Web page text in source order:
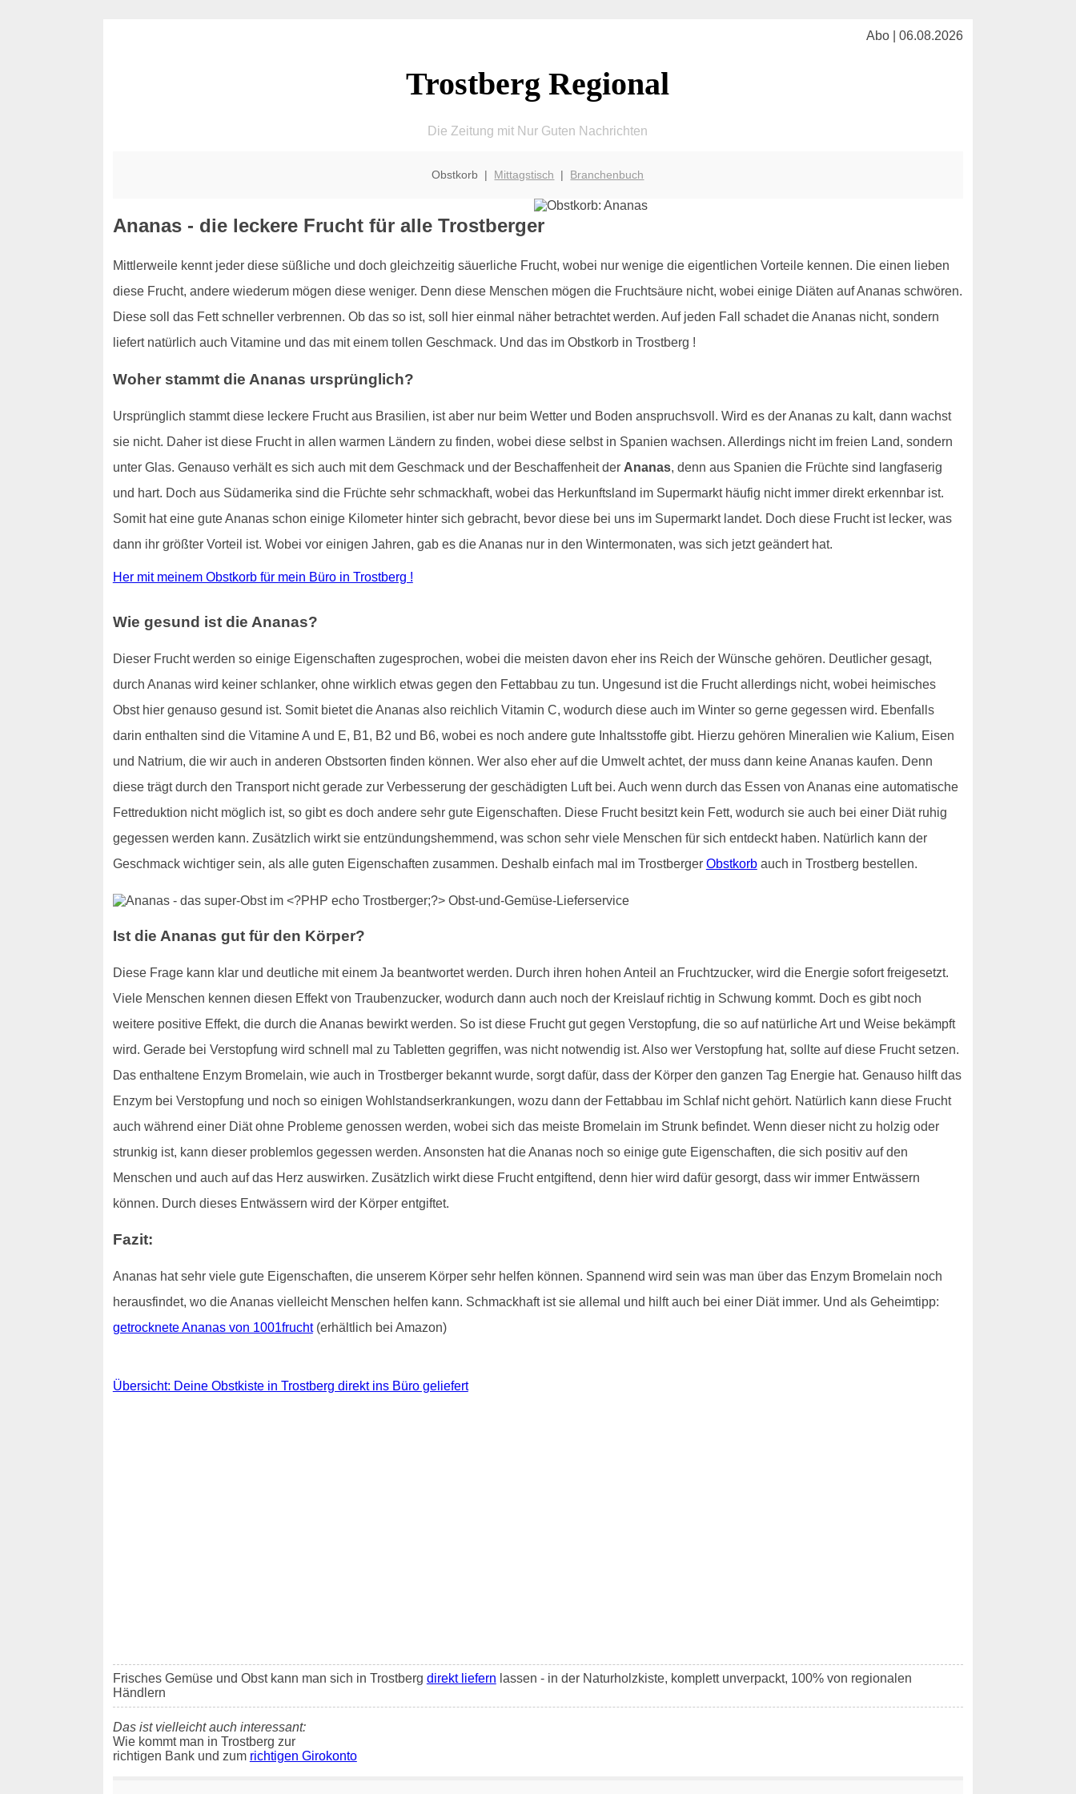
Abo | 06.08.2026
Trostberg Regional
Die Zeitung mit Nur Guten Nachrichten
Obstkorb | Mittagstisch | Branchenbuch
Ananas - die leckere Frucht für alle Trostberger
Mittlerweile kennt jeder diese süßliche und doch gleichzeitig säuerliche Frucht, wobei nur wenige die eigentlichen Vorteile kennen. Die einen lieben
diese Frucht, andere wiederum mögen diese weniger. Denn diese Menschen mögen die Fruchtsäure nicht, wobei einige Diäten auf Ananas schwören.
Diese soll das Fett schneller verbrennen. Ob das so ist, soll hier einmal näher betrachtet werden. Auf jeden Fall schadet die Ananas nicht, sondern
liefert natürlich auch Vitamine und das mit einem tollen Geschmack. Und das im Obstkorb in Trostberg !
Woher stammt die Ananas ursprünglich?
Ursprünglich stammt diese leckere Frucht aus Brasilien, ist aber nur beim Wetter und Boden anspruchsvoll. Wird es der Ananas zu kalt, dann wachst
sie nicht. Daher ist diese Frucht in allen warmen Ländern zu finden, wobei diese selbst in Spanien wachsen. Allerdings nicht im freien Land, sondern
unter Glas. Genauso verhält es sich auch mit dem Geschmack und der Beschaffenheit der Ananas, denn aus Spanien die Früchte sind langfaserig
und hart. Doch aus Südamerika sind die Früchte sehr schmackhaft, wobei das Herkunftsland im Supermarkt häufig nicht immer direkt erkennbar ist.
Somit hat eine gute Ananas schon einige Kilometer hinter sich gebracht, bevor diese bei uns im Supermarkt landet. Doch diese Frucht ist lecker, was
dann ihr größter Vorteil ist. Wobei vor einigen Jahren, gab es die Ananas nur in den Wintermonaten, was sich jetzt geändert hat.
Her mit meinem Obstkorb für mein Büro in Trostberg !
Wie gesund ist die Ananas?
Dieser Frucht werden so einige Eigenschaften zugesprochen, wobei die meisten davon eher ins Reich der Wünsche gehören. Deutlicher gesagt,
durch Ananas wird keiner schlanker, ohne wirklich etwas gegen den Fettabbau zu tun. Ungesund ist die Frucht allerdings nicht, wobei heimisches
Obst hier genauso gesund ist. Somit bietet die Ananas also reichlich Vitamin C, wodurch diese auch im Winter so gerne gegessen wird. Ebenfalls
darin enthalten sind die Vitamine A und E, B1, B2 und B6, wobei es noch andere gute Inhaltsstoffe gibt. Hierzu gehören Mineralien wie Kalium, Eisen
und Natrium, die wir auch in anderen Obstsorten finden können. Wer also eher auf die Umwelt achtet, der muss dann keine Ananas kaufen. Denn
diese trägt durch den Transport nicht gerade zur Verbesserung der geschädigten Luft bei. Auch wenn durch das Essen von Ananas eine automatische
Fettreduktion nicht möglich ist, so gibt es doch andere sehr gute Eigenschaften. Diese Frucht besitzt kein Fett, wodurch sie auch bei einer Diät ruhig
gegessen werden kann. Zusätzlich wirkt sie entzündungshemmend, was schon sehr viele Menschen für sich entdeckt haben. Natürlich kann der
Geschmack wichtiger sein, als alle guten Eigenschaften zusammen. Deshalb einfach mal im Trostberger Obstkorbauch in Trostberg bestellen.
Ist die Ananas gut für den Körper?
Diese Frage kann klar und deutliche mit einem Ja beantwortet werden. Durch ihren hohen Anteil an Fruchtzucker, wird die Energie sofort freigesetzt.
Viele Menschen kennen diesen Effekt von Traubenzucker, wodurch dann auch noch der Kreislauf richtig in Schwung kommt. Doch es gibt noch
weitere positive Effekt, die durch die Ananas bewirkt werden. So ist diese Frucht gut gegen Verstopfung, die so auf natürliche Art und Weise bekämpft
wird. Gerade bei Verstopfung wird schnell mal zu Tabletten gegriffen, was nicht notwendig ist. Also wer Verstopfung hat, sollte auf diese Frucht setzen.
Das enthaltene Enzym Bromelain, wie auch in Trostberger bekannt wurde, sorgt dafür, dass der Körper den ganzen Tag Energie hat. Genauso hilft das
Enzym bei Verstopfung und noch so einigen Wohlstandserkrankungen, wozu dann der Fettabbau im Schlaf nicht gehört. Natürlich kann diese Frucht
auch während einer Diät ohne Probleme genossen werden, wobei sich das meiste Bromelain im Strunk befindet. Wenn dieser nicht zu holzig oder
strunkig ist, kann dieser problemlos gegessen werden. Ansonsten hat die Ananas noch so einige gute Eigenschaften, die sich positiv auf den
Menschen und auch auf das Herz auswirken. Zusätzlich wirkt diese Frucht entgiftend, denn hier wird dafür gesorgt, dass wir immer Entwässern
können. Durch dieses Entwässern wird der Körper entgiftet.
Fazit:
Ananas hat sehr viele gute Eigenschaften, die unserem Körper sehr helfen können. Spannend wird sein was man über das Enzym Bromelain noch
herausfindet, wo die Ananas vielleicht Menschen helfen kann. Schmackhaft ist sie allemal und hilft auch bei einer Diät immer. Und als Geheimtipp:
getrocknete Ananas von 1001frucht(erhältlich bei Amazon)
Übersicht: Deine Obstkiste in Trostberg direkt ins Büro geliefert
Frisches Gemüse und Obst kann man sich in Trostberg direkt liefern lassen - in der Naturholzkiste, komplett unverpackt, 100% von regionalen
Händlern
Das ist vielleicht auch interessant:
Wie kommt man in Trostberg zur
richtigen Bank und zum richtigen Girokonto